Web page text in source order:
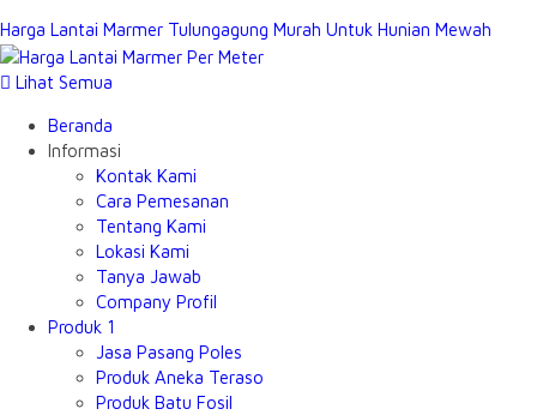
Harga Lantai Marmer Tulungagung Murah Untuk Hunian Mewah
Lihat Semua
Beranda
Informasi
Kontak Kami
Cara Pemesanan
Tentang Kami
Lokasi Kami
Tanya Jawab
Company Profil
Produk 1
Jasa Pasang Poles
Produk Aneka Teraso
Produk Batu Fosil